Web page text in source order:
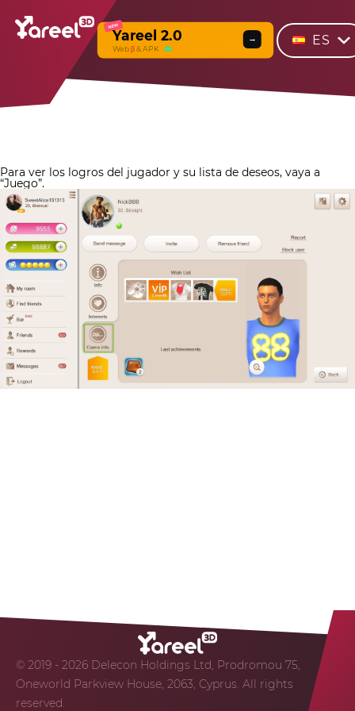
NEW
Yareel 2.0
Webβ & APK
→ ES
Para ver los logros del jugador y su lista de deseos, vaya a
“Juego”.
© 2019 - 2026 Delecon Holdings Ltd, Prodromou 75,
Oneworld Parkview House, 2063, Cyprus. All rights
reserved.